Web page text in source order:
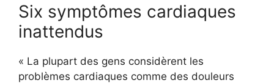
Six symptômes cardiaques
inattendus
« La plupart des gens considèrent les
problèmes cardiaques comme des douleurs